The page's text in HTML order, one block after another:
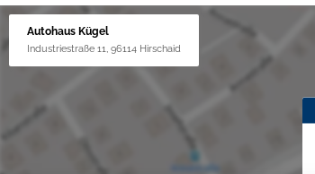
Autohaus Kügel
Industriestraße 11, 96114 Hirschaid